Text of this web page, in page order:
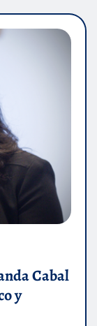
Cabal
y